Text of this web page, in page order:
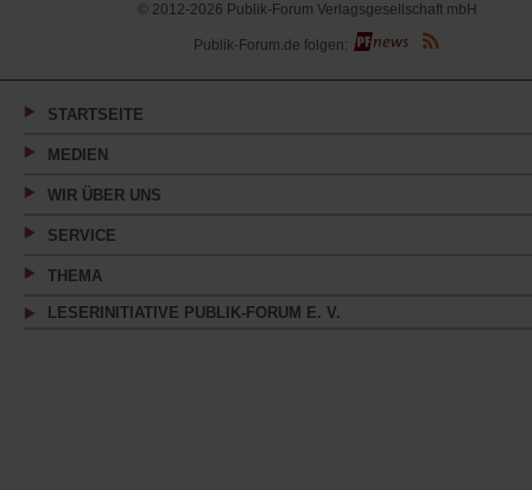
© 2012-2026 Publik-Forum Verlagsgesellschaft mbH
(Öffnet
in
neuen
Publik-Forum.de folgen:
STARTSEITE
MEDIEN
WIR ÜBER UNS
SERVICE
THEMA
LESERINITIATIVE PUBLIK-FORUM E. V.